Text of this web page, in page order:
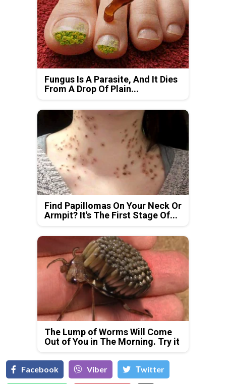
Fungus Is A Parasite, And It Dies
From A Drop Of Plain...
Find Papillomas On Your Neck Or
Armpit? It's The First Stage Of...
The Lump of Worms Will Come
Out of You in The Morning. Try it
Facebook Viber Тwitter